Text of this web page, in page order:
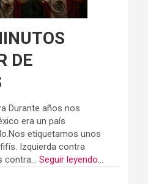
DE
Durante años nos
era un país
etiquetamos unos
Izquierda contra
contra...Seguir leyendo...